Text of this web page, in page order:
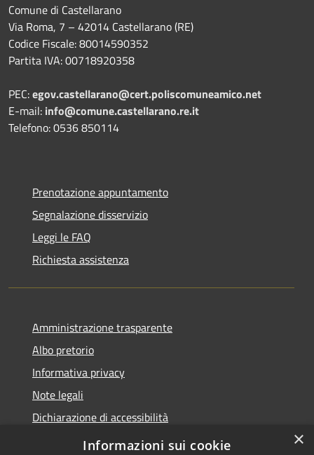
Comune di Castellarano
Via Roma, 7 – 42014 Castellarano (RE)
Codice Fiscale: 80014590352
Partita IVA: 00718920358
PEC:egov.castellarano@cert.poliscomuneamico.net
E-mail: info@comune.castellarano.re.it
Telefono: 0536 850114
Prenotazione appuntamento
Segnalazione disservizio
Leggi le FAQ
Richiesta assistenza
Amministrazione trasparente
Albo pretorio
Informativa privacy
Note legali
Dichiarazione di accessibilità
Piano di miglioramento del sito
×
Informazioni sui cookie